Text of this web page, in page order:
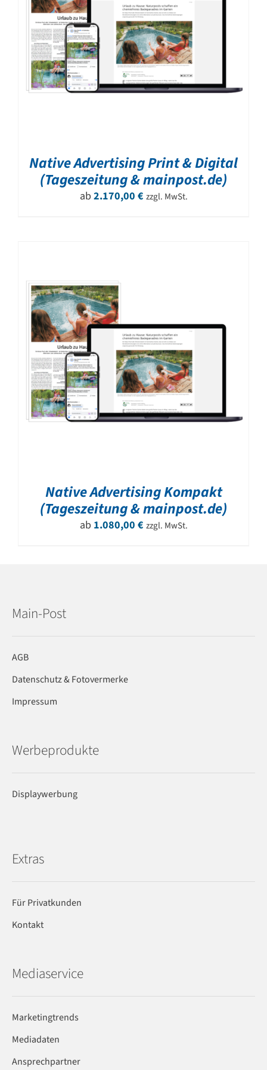
Native Advertising Print & Digital
(Tageszeitung & mainpost.de)
ab 2.170,00 € zzgl. MwSt.
Native Advertising Kompakt
(Tageszeitung & mainpost.de)
ab 1.080,00 € zzgl. MwSt.
Main-Post
AGB
Datenschutz & Fotovermerke
Impressum
Werbeprodukte
Displaywerbung
Extras
Für Privatkunden
Kontakt
Mediaservice
Marketingtrends
Mediadaten
Ansprechpartner